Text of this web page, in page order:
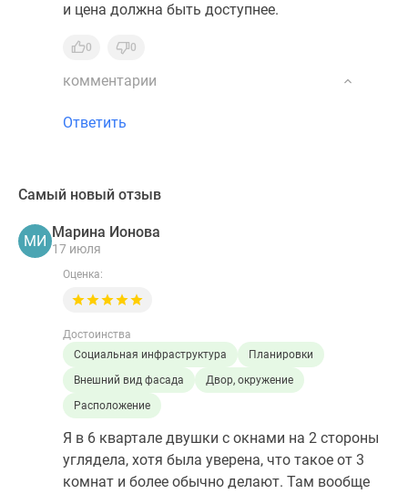
и цена должна быть доступнее.
0 0
комментарии
Ответить
Самый новый отзыв
МИ
Марина Ионова
17 июля
Оценка:
Достоинства
Социальная инфраструктура
Планировки
Внешний вид фасада
Двор, окружение
Расположение
Я в 6 квартале двушки с окнами на 2 стороны
углядела, хотя была уверена, что такое от 3
комнат и более обычно делают. Там вообще